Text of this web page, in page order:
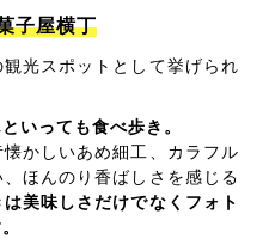
子屋横丁
光スポットとして挙げられ
いっても食べ歩き。
かしいあめ細工、カラフル
ほんのり香ばしさを感じる
美味しさだけでなくフォト